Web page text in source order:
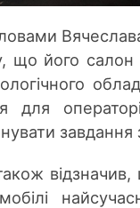
що його салон
для